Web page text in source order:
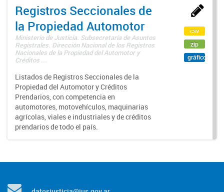
Registros Seccionales de
la Propiedad Automotor
Ministerio de Justicia. Subsecretaría de Asuntos
Registrales. Dirección Nacional de los Registros
Nacionales de la Propiedad del Automotor y
Créditos ...
Listados de Registros Seccionales de la
Propiedad del Automotor y Créditos
Prendarios, con competencia en
automotores, motovehículos, maquinarias
agrícolas, viales e industriales y de créditos
prendarios de todo el país.
csv
zip
gráfico